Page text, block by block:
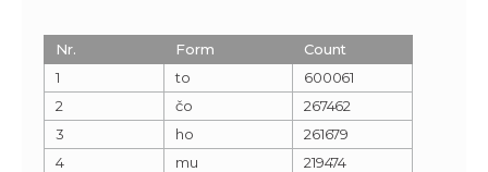
Nr. Form
Count
1
to
600061
2
čo
267462
3
ho
261679
4
mu
219474